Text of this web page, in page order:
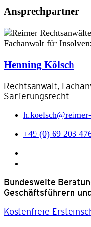
Ansprechpartner
Henning Kölsch
Rechtsanwalt,
Sanierungsrecht
+49 (0) 69 203
Bundesweite
Geschäftsführern
Kostenfreie